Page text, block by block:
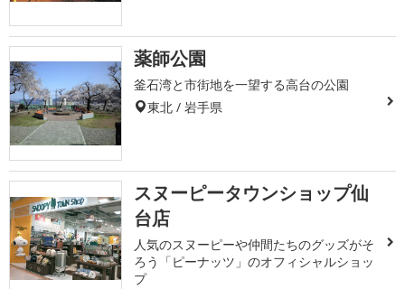
薬師公園
釜石湾と市街地を一望する高台の公園
東北 / 岩手県
スヌーピータウンショップ仙
台店
人気のスヌーピーや仲間たちのグッズがそ
ろう「ピーナッツ」のオフィシャルショッ
プ